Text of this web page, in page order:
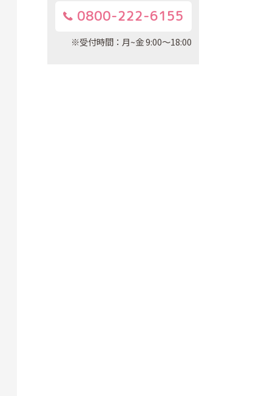
0800-222-6155
※受付時間：月~金 9:00～18:00